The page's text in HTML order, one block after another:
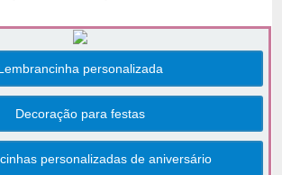
personalizada
Decoração para festas
personalizadas de aniversário